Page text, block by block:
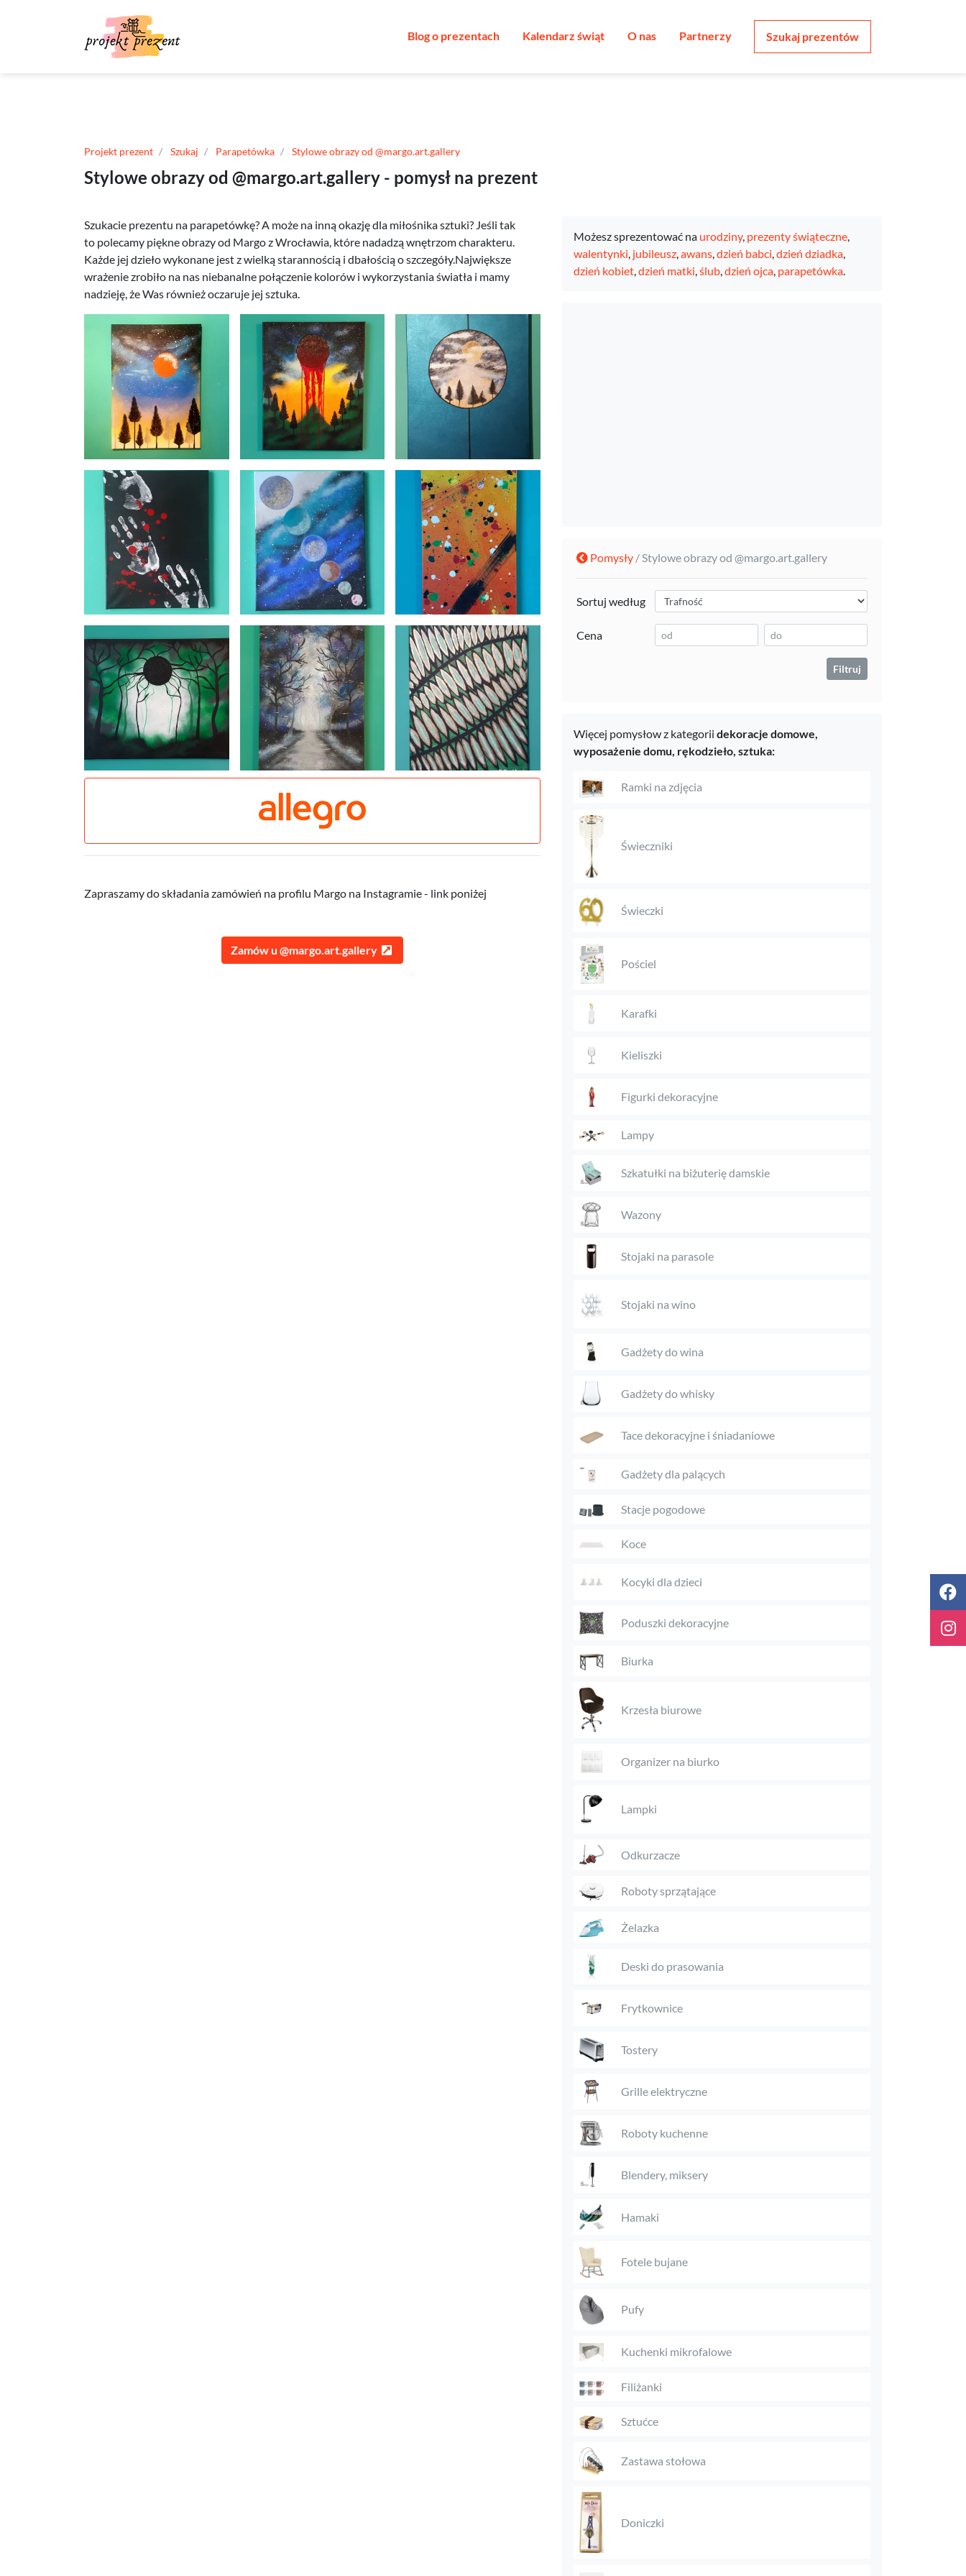
Blog o prezentach Kalendarz świąt O nas Partnerzy Szukaj prezentów
Projekt prezent Szukaj Parapetówka Stylowe obrazy od @margo.art.gallery
Stylowe obrazy od @margo.art.gallery - pomysł na prezent
Szukacie prezentu na parapetówkę? A może na inną okazję dla miłośnika sztuki? Jeśli tak
to polecamy piękne obrazy od Margo z Wrocławia, które nadadzą wnętrzom charakteru.
Każde jej dzieło wykonane jest z wielką starannością i dbałością o szczegóły.Największe
wrażenie zrobiło na nas niebanalne połączenie kolorów i wykorzystania światła i mamy
nadzieję, że Was również oczaruje jej sztuka.
Zapraszamy do składania zamówień na profilu Margo na Instagramie - link poniżej
Zamów u @margo.art.gallery
Możesz sprezentować na urodziny, prezenty świąteczne,
walentynki, jubileusz,awans,dzień babci,dzień dziadka,
dzień kobiet,dzień matki,ślub,dzień ojca, parapetówka.
Pomysły / Stylowe obrazy od @margo.art.gallery
Sortuj według
Cena
Filtruj
Więcej pomysłow z kategorii dekoracje domowe,
wyposażenie domu, rękodzieło, sztuka:
Ramki na zdjęcia
Świeczniki
Świeczki
Pościel
Karafki
Kieliszki
Figurki dekoracyjne
Lampy
Szkatułki na biżuterię damskie
Wazony
Stojaki na parasole
Stojaki na wino
Gadżety do wina
Gadżety do whisky
Tace dekoracyjne i śniadaniowe
Gadżety dla palących
Stacje pogodowe
Koce
Kocyki dla dzieci
Poduszki dekoracyjne
Biurka
Krzesła biurowe
Organizer na biurko
Lampki
Odkurzacze
Roboty sprzątające
Żelazka
Deski do prasowania
Frytkownice
Tostery
Grille elektryczne
Roboty kuchenne
Blendery, miksery
Hamaki
Fotele bujane
Pufy
Kuchenki mikrofalowe
Filiżanki
Sztućce
Zastawa stołowa
Doniczki